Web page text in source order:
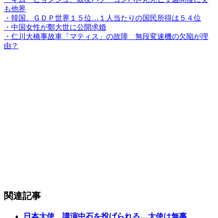
も他界
・韓国、ＧＤＰ世界１５位…１人当たりの国民所得は５４位
・中国女性が鄭大世に公開求婚
・仁川大橋事故車「マティス」の故障 無段変速機の欠陥が理
由？
関連記事
日本大使、講演中石を投げられる…大使は無事